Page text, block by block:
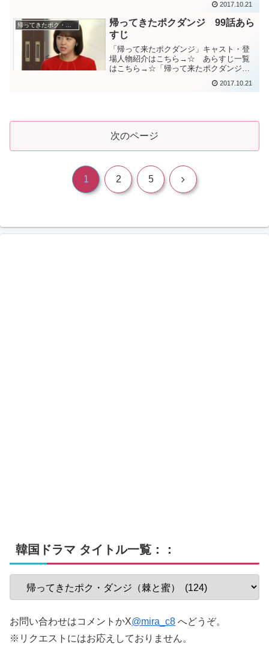
ヨン。泣き叫ぶウン女史。蘇生措置を受
け、何とか持ちこたえるジェヨン。ジェ
ヨンに万が一の事が有った...
2017.10.21
帰ってきたポクダンジ 99話あら
すじ
「帰って来たポクダンジ」キャスト・登
場人物紹介はこちら→☆ あらすじ一覧
はこちら→☆「帰って来たポクダンジ」
９９話あらすじ理事にならせたのに合併
の発表したとダンジに怒るウン女史た
2017.10.21
次のページ
1 2 5 次
韓国ドラマ タイトル一覧：：
お問い合わせはコメントかX@mira_c8 へどうぞ。
※リクエストにはお応えしておりません。